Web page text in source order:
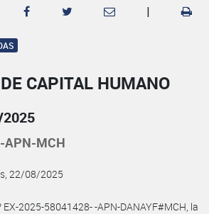
|
CAPITAL HUMANO
APN-MCH
22/08/2025
EX-2025-58041428- -APN-DANAYF#MCH, la